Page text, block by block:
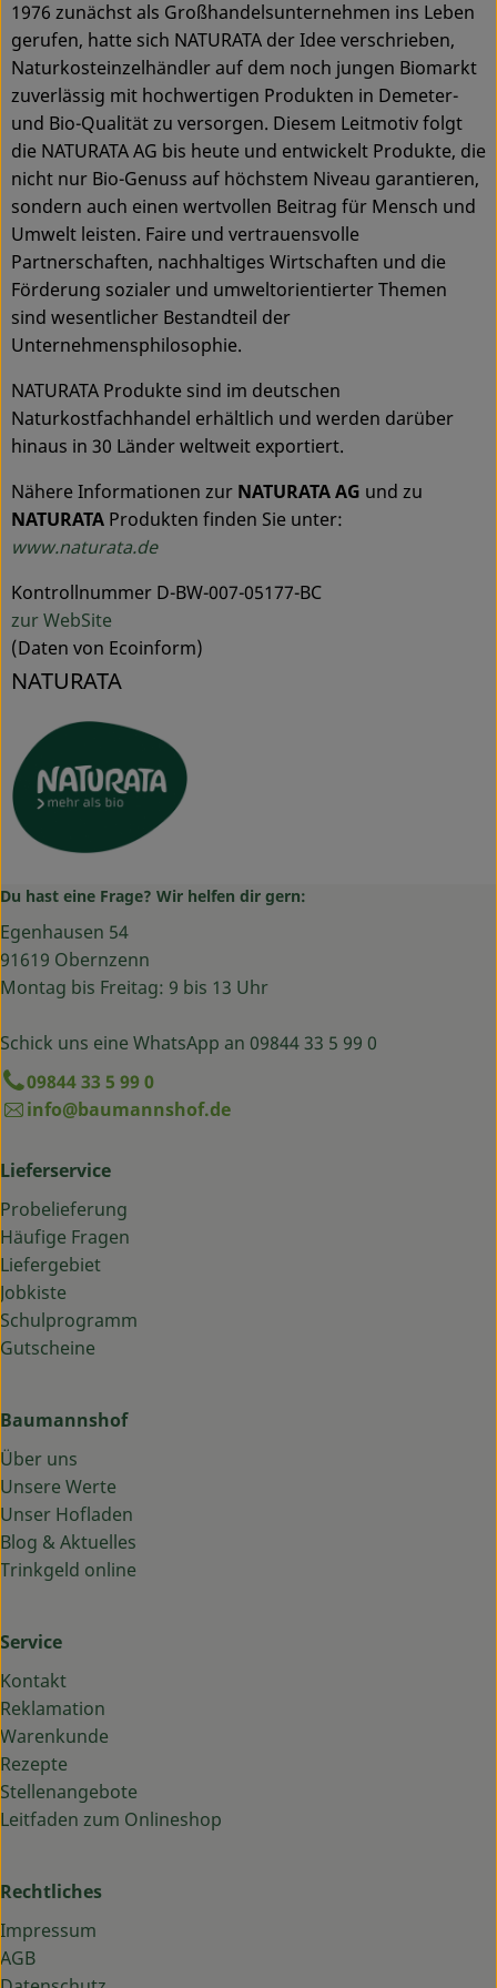
1976 zunächst als Großhandelsunternehmen ins Leben
gerufen, hatte sich NATURATA der Idee verschrieben,
Naturkosteinzelhändler auf dem noch jungen Biomarkt
zuverlässig mit hochwertigen Produkten in Demeter-
und Bio-Qualität zu versorgen. Diesem Leitmotiv folgt
die NATURATA AG bis heute und entwickelt Produkte, die
nicht nur Bio-Genuss auf höchstem Niveau garantieren,
sondern auch einen wertvollen Beitrag für Mensch und
Umwelt leisten. Faire und vertrauensvolle
Partnerschaften, nachhaltiges Wirtschaften und die
Förderung sozialer und umweltorientierter Themen
sind wesentlicher Bestandteil der
Unternehmensphilosophie.
NATURATA Produkte sind im deutschen
Naturkostfachhandel erhältlich und werden darüber
hinaus in 30 Länder weltweit exportiert.
Nähere Informationen zur NATURATA AG und zu
NATURATA Produkten finden Sie unter:
www.naturata.de
Kontrollnummer D-BW-007-05177-BC
zur WebSite
(Daten von Ecoinform)
NATURATA
Du hast eine Frage? Wir helfen dir gern:
Egenhausen 54
91619 Obernzenn
Montag bis Freitag: 9 bis 13 Uhr
Schick uns eine WhatsApp an 09844 33 5 99 0
09844 33 5 99 0
info@baumannshof.de
Lieferservice
Probelieferung
Häufige Fragen
Liefergebiet
Jobkiste
Schulprogramm
Gutscheine
Baumannshof
Über uns
Unsere Werte
Unser Hofladen
Blog & Aktuelles
Trinkgeld online
Service
Kontakt
Reklamation
Warenkunde
Rezepte
Stellenangebote
Leitfaden zum Onlineshop
Rechtliches
Impressum
AGB